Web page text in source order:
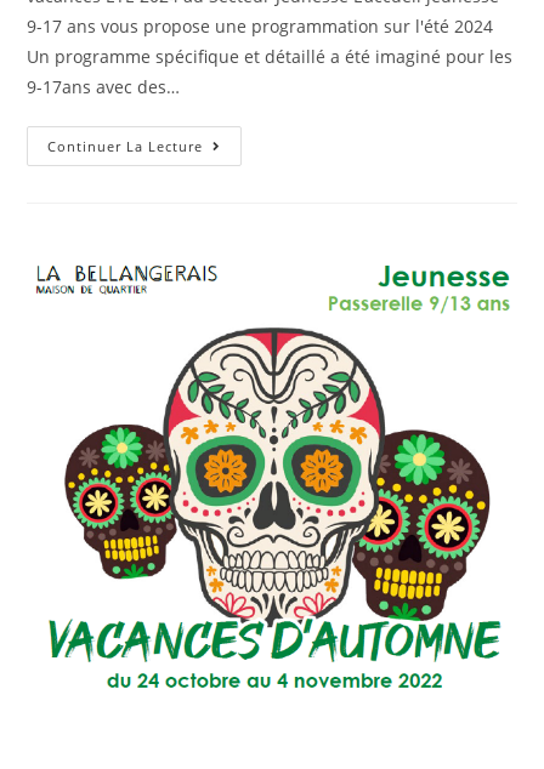
9-17 ans vous propose une programmation sur l'été 2024
Un programme spécifique et détaillé a été imaginé pour les
9-17ans avec des…
Continuer La Lecture Programme
Jeunesse